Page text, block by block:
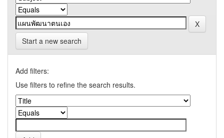
Start a new search
Add filters:
Use filters to refine the search results.